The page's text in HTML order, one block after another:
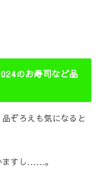
のお寿司など品
ぞろえも気になると
ますし……。